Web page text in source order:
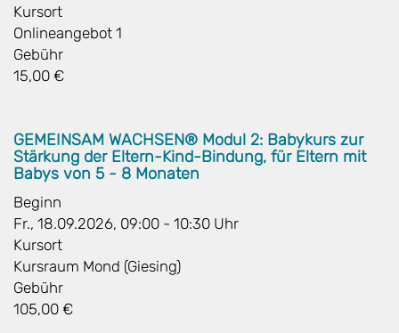
Kursort
Onlineangebot 1
Gebühr
15,00 €
GEMEINSAM WACHSEN® Modul 2: Babykurs zur
Stärkung der Eltern-Kind-Bindung, für Eltern mit
Babys von 5 - 8 Monaten
Beginn
Fr., 18.09.2026, 09:00 - 10:30 Uhr
Kursort
Kursraum Mond (Giesing)
Gebühr
105,00 €